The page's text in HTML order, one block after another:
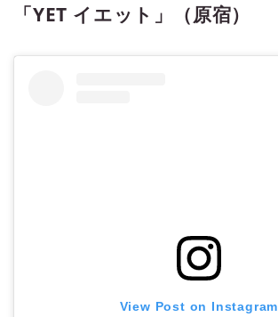
「YET イエット」（原宿）
View Post on Instagram